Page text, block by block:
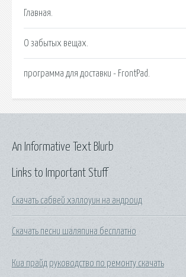
Главная.
О забытых вещах.
программа для доставки - FrontPad.
Links to Important Stuff
Скачать сабвей хэллоуин на андроид
Скачать песни шаляпина бесплатно
Киа прайд руководство по ремонту скачать
An Informative Text Blurb